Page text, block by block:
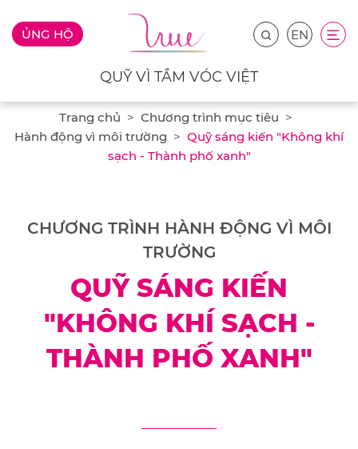
ỦNG HỘ EN
QUỸ VÌ TẦM VÓC VIỆT
Trang chủ
Chương trình mục tiêu
Hành động vì môi trường
Quỹ sáng kiến "Không khí
sạch - Thành phố xanh"
CHƯƠNG TRÌNH HÀNH ĐỘNG VÌ MÔI
TRƯỜNG
QUỸ SÁNG KIẾN
"KHÔNG KHÍ SẠCH -
THÀNH PHỐ XANH"